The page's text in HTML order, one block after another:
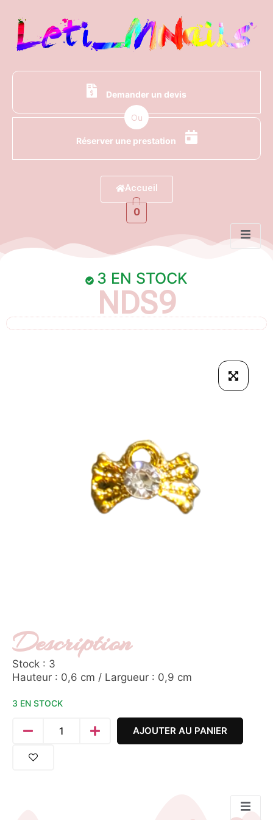
Demander un devis
Ou
Réserver une prestation
Accueil
0
3 EN STOCK
NDS9
Description
Stock : 3
Hauteur : 0,6 cm / Largueur : 0,9 cm
3 EN STOCK
AJOUTER AU PANIER